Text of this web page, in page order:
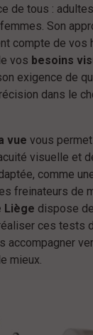
de tous :
Son
compte de vos
vos besoins
exigence de
dans le
vue vous
visuelle et
comme
freinateurs de
Liège dispose
ces tests
accompagner
mieux.